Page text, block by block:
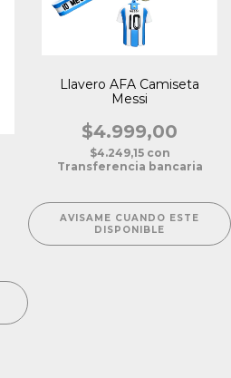
Llavero AFA Camiseta
Messi
$4.999,00
$4.249,15 con
Transferencia bancaria
AVISAME CUANDO ESTE
DISPONIBLE